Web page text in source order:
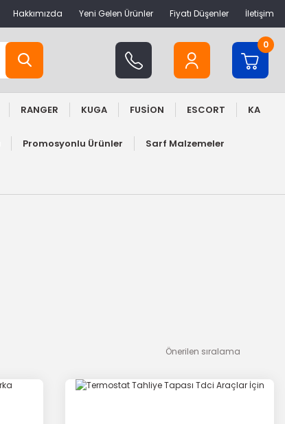
Hakkımızda Yeni Gelen Ürünler Fiyatı Düşenler İletişim
0
RANGER KUGA FUSİON ESCORT KA
Promosyonlu Ürünler Sarf Malzemeler